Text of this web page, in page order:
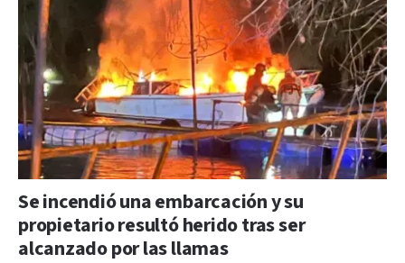
Se incendió una embarcación y su
propietario resultó herido tras ser
alcanzado por las llamas